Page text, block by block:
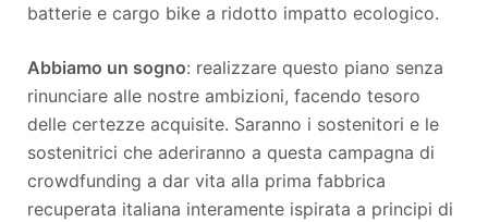
batterie e cargo bike a ridotto impatto ecologico.
Abbiamo un sogno: realizzare questo piano senza
rinunciare alle nostre ambizioni, facendo tesoro
delle certezze acquisite. Saranno i sostenitori e le
sostenitrici che aderiranno a questa campagna di
crowdfunding a dar vita alla prima fabbrica
recuperata italiana interamente ispirata a principi di